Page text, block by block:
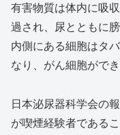
有害物質は体内に吸
過され、尿とともに
内側にある細胞はタ
なり、がん細胞がで
日本泌尿器科学会の
が喫煙経験者である